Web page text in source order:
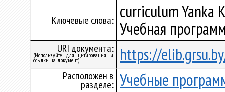
Ключевые слова: curriculum Yanka
Учебная
URI документа:
(Используйте для цитирования и
ссылки на документ) https://
Расположен в
разделе: Учебные